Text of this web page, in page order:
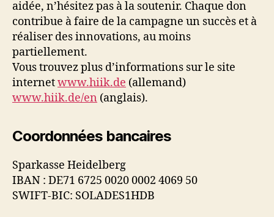
aidée, n’hésitez pas à la soutenir. Chaque don
contribue à faire de la campagne un succès et à
réaliser des innovations, au moins
partiellement.
Vous trouvez plus d’informations sur le site
internetwww.hiik.de (allemand)
www.hiik.de/en (anglais).
Coordonnées bancaires
Sparkasse Heidelberg
IBAN : DE71 6725 0020 0002 4069 50
SWIFT-BIC: SOLADES1HDB